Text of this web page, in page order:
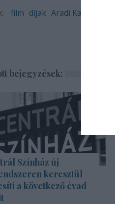
film díjak Aradi
bejegyzések:
Színház új
keresztül
a következő évad